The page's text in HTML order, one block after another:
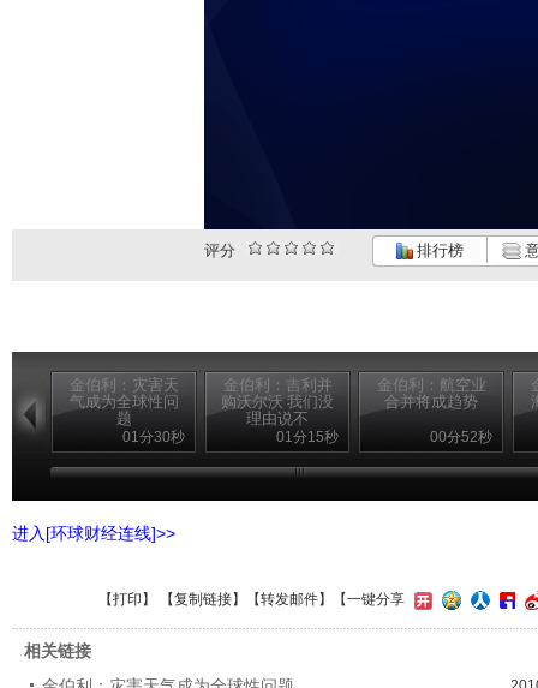
评分 排行榜
金伯利：灾害天
气成为全球性问
题
01分30秒
金伯利：吉利并
购沃尔沃 我们没
理由说不
01分15秒
金伯利：航空业
合并将成趋势
00分52秒
进入[环球财经连线]>>
【打印 】 【复制链接】【转发邮件】 【一键分享
相关链接